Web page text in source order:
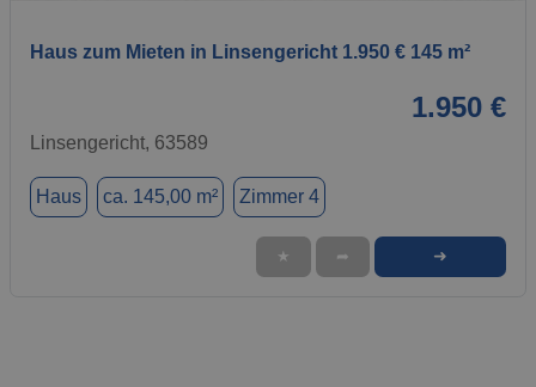
Haus zum Mieten in Linsengericht 1.950 € 145 m²
1.950 €
Linsengericht, 63589
Haus ca. 145,00 m² Zimmer 4
★ ➦ ➜